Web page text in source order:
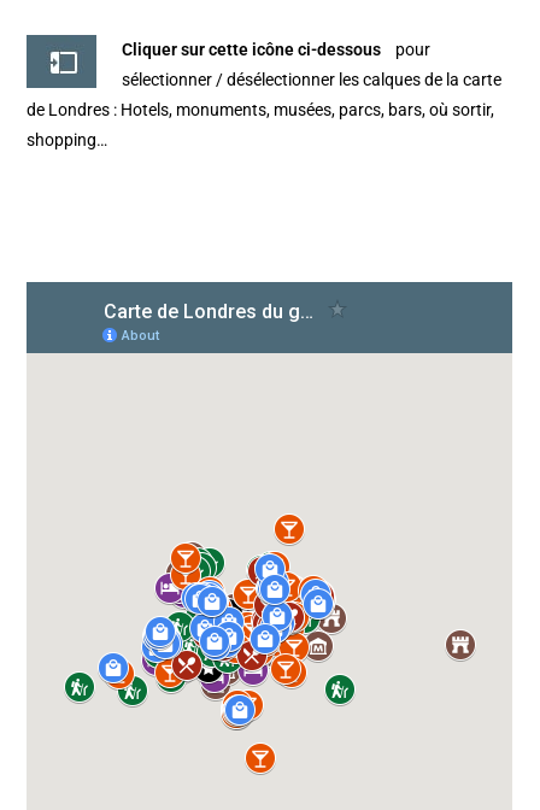
Cliquer sur cette icône ci-dessous
pour
sélectionner / désélectionner les calques de lacarte
de Londres : Hotels, monuments, musées, parcs, bars, où sortir,
shopping…